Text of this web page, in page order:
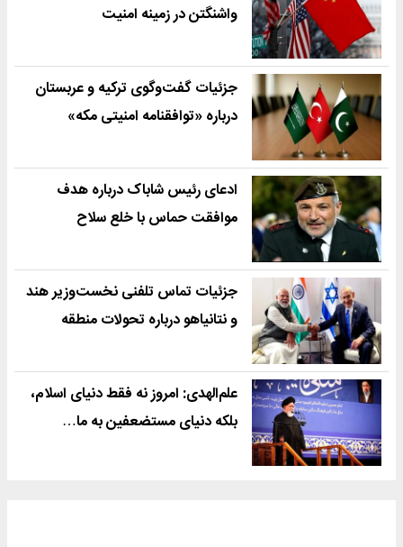
واشنگتن در زمینه امنیت
جزئیات گفت‌وگوی ترکیه و عربستان
درباره «توافقنامه امنیتی مکه»
ادعای رئیس شاباک درباره هدف
موافقت حماس با خلع سلاح
جزئیات تماس تلفنی نخست‌وزیر هند
و نتانیاهو درباره تحولات منطقه
علم‌الهدی: امروز نه فقط دنیای اسلام،
بلکه دنیای مستضعفین به ما…